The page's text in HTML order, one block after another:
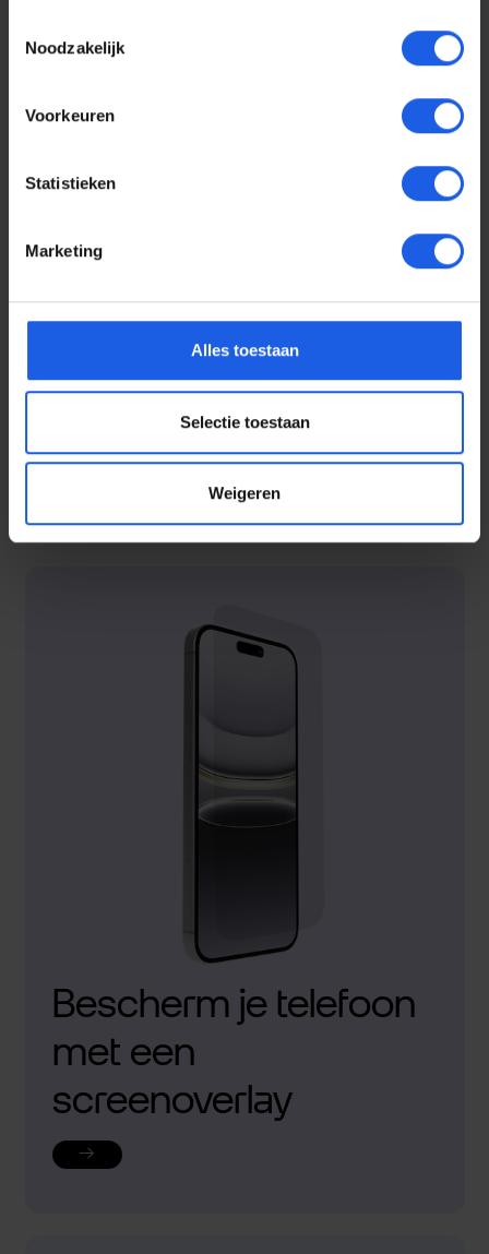
Noodzakelijk
Voorkeuren
Statistieken
Marketing
Alles toestaan
Selectie toestaan
Weigeren
Voor elke telefoon een
oortje
Bescherm je telefoon
met een
screenoverlay